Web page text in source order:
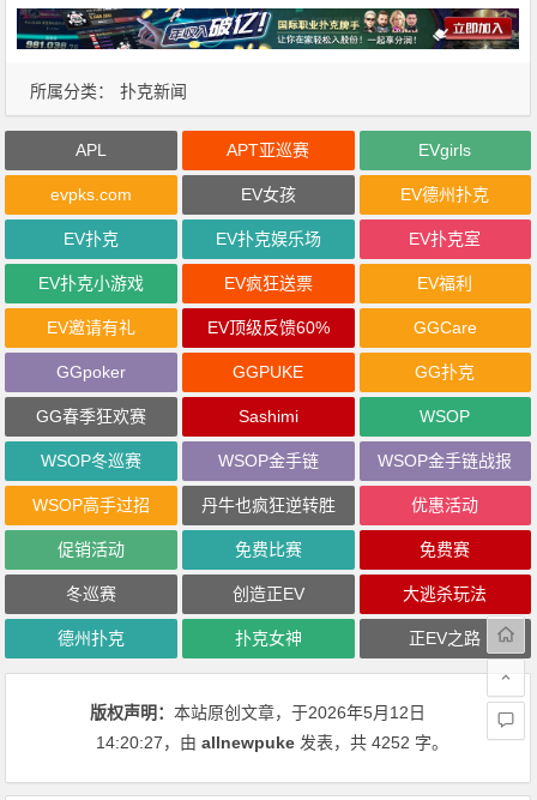
所属分类： 扑克新闻
APL APT亚巡赛 EVgirls
evpks.com EV女孩 EV德州扑克
EV扑克 EV扑克娱乐场 EV扑克室
EV扑克小游戏 EV疯狂送票 EV福利
EV邀请有礼 EV顶级反馈60% GGCare
GGpoker GGPUKE GG扑克
GG春季狂欢赛 Sashimi WSOP
WSOP冬巡赛 WSOP金手链 WSOP金手链战报
WSOP高手过招 丹牛也疯狂逆转胜 优惠活动
促销活动 免费比赛 免费赛
冬巡赛 创造正EV 大逃杀玩法
德州扑克 扑克女神 正EV之路
版权声明：本站原创文章，于2026年5月12日
14:20:27，由allnewpuke 发表，共 4252 字。